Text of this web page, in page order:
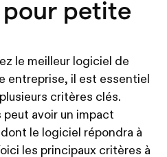
petite
le meilleur logiciel de
entreprise, il est essentiel
critères clés.
avoir un impact
le logiciel répondra à
les principaux critères à